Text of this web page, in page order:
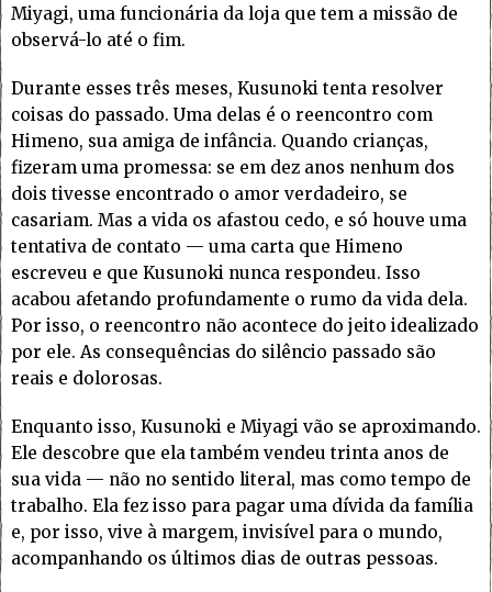
Miyagi, uma funcionária da loja que tem a missão de
observá-lo até o fim.
Durante esses três meses, Kusunoki tenta resolver
coisas do passado. Uma delas é o reencontro com
Himeno, sua amiga de infância. Quando crianças,
fizeram uma promessa: se em dez anos nenhum dos
dois tivesse encontrado o amor verdadeiro, se
casariam. Mas a vida os afastou cedo, e só houve uma
tentativa de contato — uma carta que Himeno
escreveu e que Kusunoki nunca respondeu. Isso
acabou afetando profundamente o rumo da vida dela.
Por isso, o reencontro não acontece do jeito idealizado
por ele. As consequências do silêncio passado são
reais e dolorosas.
Enquanto isso, Kusunoki e Miyagi vão se aproximando.
Ele descobre que ela também vendeu trinta anos de
sua vida — não no sentido literal, mas como tempo de
trabalho. Ela fez isso para pagar uma dívida da família
e, por isso, vive à margem, invisível para o mundo,
acompanhando os últimos dias de outras pessoas.